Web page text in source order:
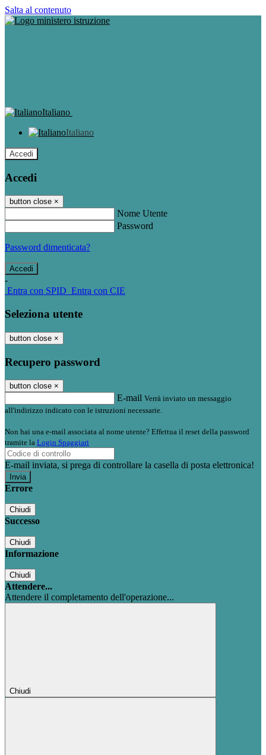
Salta al contenuto
Italiano
Italiano
Accedi
Accedi
button close ×
Nome Utente
Password
Password dimenticata?
-
Entra con SPID Entra con CIE
Seleziona utente
button close ×
Recupero password
button close ×
E-mail Verrà inviato un messaggio
all'indirizzo indicato con le istruzioni necessarie.
Non hai una e-mail associata al nome utente? Effettua il reset della password
tramite la Login Spaggiari
E-mail inviata, si prega di controllare la casella di posta elettronica!
Errore
Chiudi
Successo
Chiudi
Informazione
Chiudi
Attendere...
Attendere il completamento dell'operazione...
Chiudi